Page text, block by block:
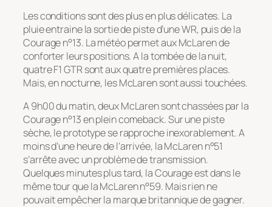
Les conditions sont des plus en plus délicates. La
pluie entraine la sortie de piste d’une WR, puis de la
Courage n°13. La météo permet aux McLaren de
conforter leurs positions. A la tombée de la nuit,
quatre F1 GTR sont aux quatre premières places.
Mais, en nocturne, les McLaren sont aussi touchées.
A 9h00 du matin, deux McLaren sont chassées par la
Courage n°13 en plein comeback. Sur une piste
sèche, le prototype se rapproche inexorablement. A
moins d’une heure de l’arrivée, la McLaren n°51
s’arrête avec un problème de transmission.
Quelques minutes plus tard, la Courage est dans le
même tour que la McLaren n°59. Mais rien ne
pouvait empêcher la marque britannique de gagner.